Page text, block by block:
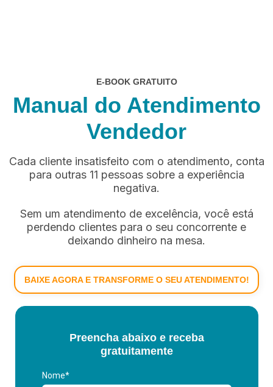
E-BOOK GRATUITO
Manual do Atendimento
Vendedor
Cada cliente insatisfeito com o atendimento, conta
para outras 11 pessoas sobre a experiência
negativa.
Sem um atendimento de excelência, você está
perdendo clientes para o seu concorrente e
deixando dinheiro na mesa.
BAIXE AGORA E TRANSFORME O SEU ATENDIMENTO!
Preencha abaixo e receba
gratuitamente
Nome*